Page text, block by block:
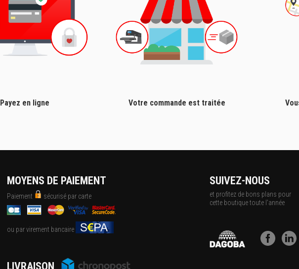
Payez en ligne Votre commande est traitée
MOYENS DE PAIEMENT
Paiement sécurisé par carte
ou par virement bancaire
LIVRAISON
SUIVEZ-NOUS
et profitez de bons plans pour
cette boutique toute l'année